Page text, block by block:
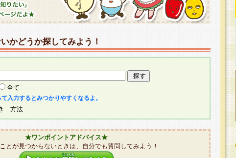
かどうか探してみよう！
全て
入力するとみつかりやすくなるよ。
方法
★ワンポイントアドバイス★
とが見つからないときは、自分でも質問してみよう！